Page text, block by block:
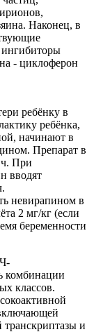
Наконец, в
- циклоферон
ребёнку в
ребёнка,
начинают в
Препарат в
ч. При
вводят
невирапином в
2 мг/кг (если
беременности
комбинации
классов.
транскриптазы и